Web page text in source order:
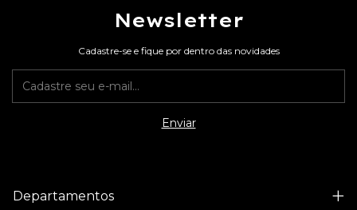
Newsletter
Cadastre-se e fique por dentro das novidades
Departamentos